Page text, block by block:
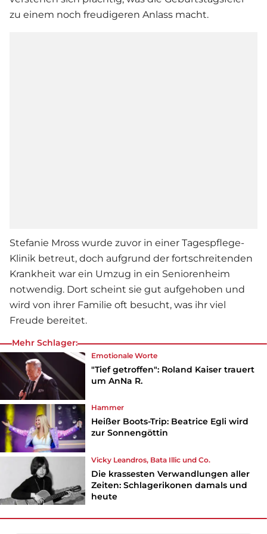
zu einem noch freudigeren Anlass macht.
Stefanie Mross wurde zuvor in einer Tagespflege-
Klinik betreut, doch aufgrund der fortschreitenden
Krankheit war ein Umzug in ein Seniorenheim
notwendig. Dort scheint sie gut aufgehoben und
wird von ihrer Familie oft besucht, was ihr viel
Freude bereitet.
Mehr Schlager:
Emotionale Worte
"Tief getroffen": Roland Kaiser trauert
um AnNa R.
Hammer
Heißer Boots-Trip: Beatrice Egli wird
zur Sonnengöttin
Vicky Leandros, Bata Illic und Co.
Die krassesten Verwandlungen aller
Zeiten: Schlagerikonen damals und
heute